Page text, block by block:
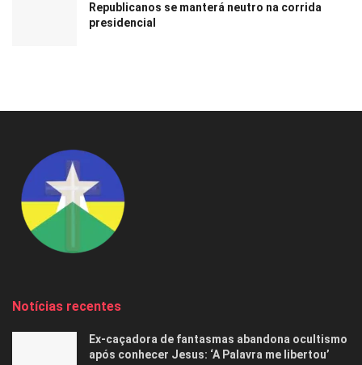
Republicanos se manterá neutro na corrida
presidencial
Notícias recentes
Ex-caçadora de fantasmas abandona ocultismo
após conhecer Jesus: ‘A Palavra me libertou’